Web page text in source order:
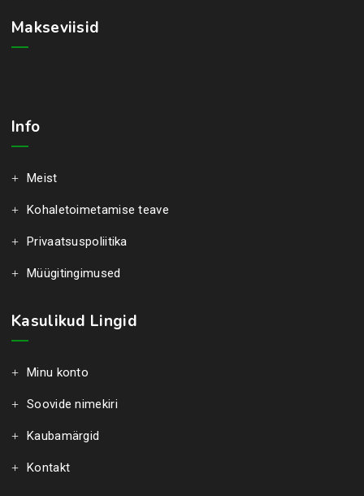
Makseviisid
Info
Meist
Kohaletoimetamise teave
Privaatsuspoliitika
Müügitingimused
Kasulikud Lingid
Minu konto
Soovide nimekiri
Kaubamärgid
Kontakt